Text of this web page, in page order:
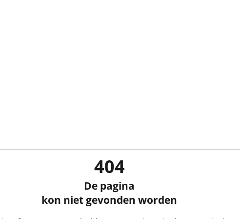
404
De pagina
kon niet gevonden worden